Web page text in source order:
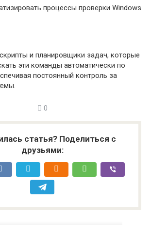
процессы проверки Windows
и планировщики задач, которые
эти команды автоматически по
постоянный контроль за
0
статья? Поделиться с
друзьями: